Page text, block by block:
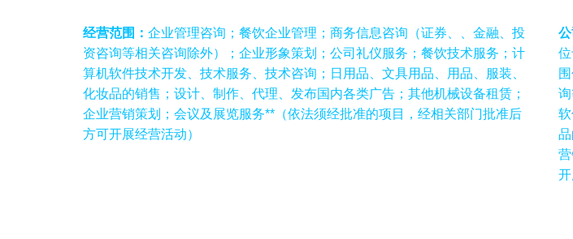
经营范围： 企业管理咨询；餐饮企业管理；商务信息咨询（证券、、金融、投
资咨询等相关咨询除外）；企业形象策划；公司礼仪服务；餐饮技术服务；计
算机软件技术开发、技术服务、技术咨询；日用品、文具用品、用品、服装、
化妆品的销售；设计、制作、代理、发布国内各类广告；其他机械设备租赁；
企业营销策划；会议及展览服务**（依法须经批准的项目，经相关部门批准后
方可开展经营活动）
开